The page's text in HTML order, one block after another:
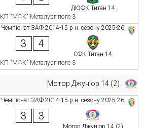
ДЮФК Титан 14
КП "МФК" Металург поле 3
Чемпіонат ЗАФ 2014-15 р.н. сезону 2025-26
3 4
СФК Титан 14
КП "МФК" Металург поле 3
Мотор Джуніор 14 (2)
Чемпіонат ЗАФ 2014-15 р.н. сезону 2025-26
3 3
Мотор Джуніор 14 (2)